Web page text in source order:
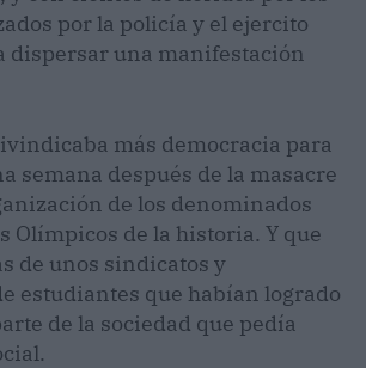
por la policía y el ejercito
dispersar una manifestación
más democracia para
semana después de la masacre
de los denominados
Olímpicos de la historia. Y que
de unos sindicatos y
estudiantes que habían logrado
de la sociedad que pedía